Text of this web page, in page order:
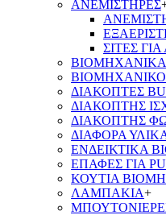
ΑΝΕΜΙΣΤΗΡΕΣ
ΣΙΤΕΣ
ΒΙΟΜΗΧΑΝΙΚΑ
ΔΙΑΚΟΠΤΕΣ
ΔΙΑΚΟΠΤΗΣ
ΔΙΑΚΟΠΤΗΣ
ΔΙΑΦΟΡΑ
ΕΝΔΕΙΚΤΙΚΑ
ΕΠΑΦΕΣ ΓΙΑ
ΚΟΥΤΙΑ
ΛΑΜΠΑΚΙΑ+